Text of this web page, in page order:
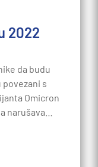
2022
da budu
povezani s
Omicron
narušava…